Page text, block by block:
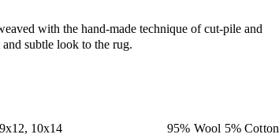
with the hand-made technique of cut-pile and
subtle look to the rug.
10x14
95% Wool 5% Cotton